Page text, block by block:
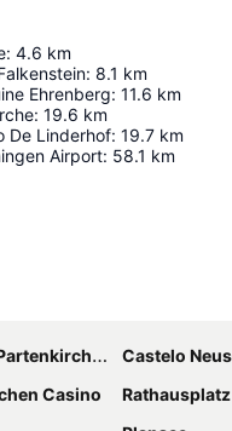
: 4.6 km
: 8.1 km
Ehrenberg: 11.6 km
: 19.6 km
De Linderhof: 19.7 km
Airport: 58.1 km
Castelo
Casino Rathausplatz